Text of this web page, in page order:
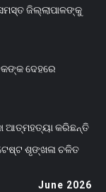
ଜିଲ୍ଲାପାଳଙ୍କୁ
ଦେହରେ
ଆତ୍ମହତ୍ୟା କରିଛନ୍ତି
ଶୃଙ୍ଖଳା ଚଳିତ
June 2026